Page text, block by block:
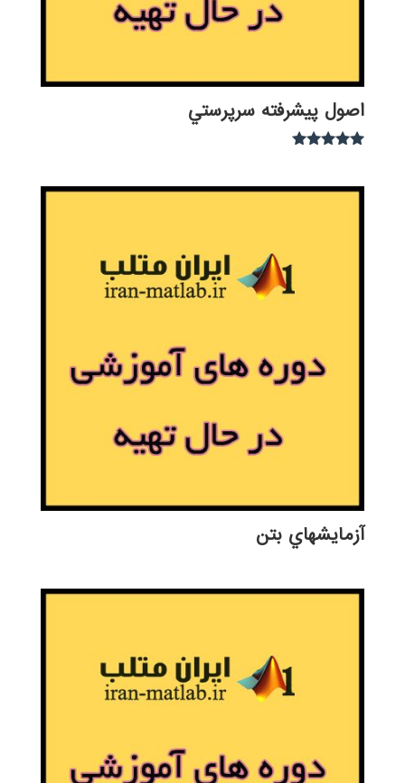
اصول پيشرفته سرپرستي
از 5
آزمايشهاي بتن